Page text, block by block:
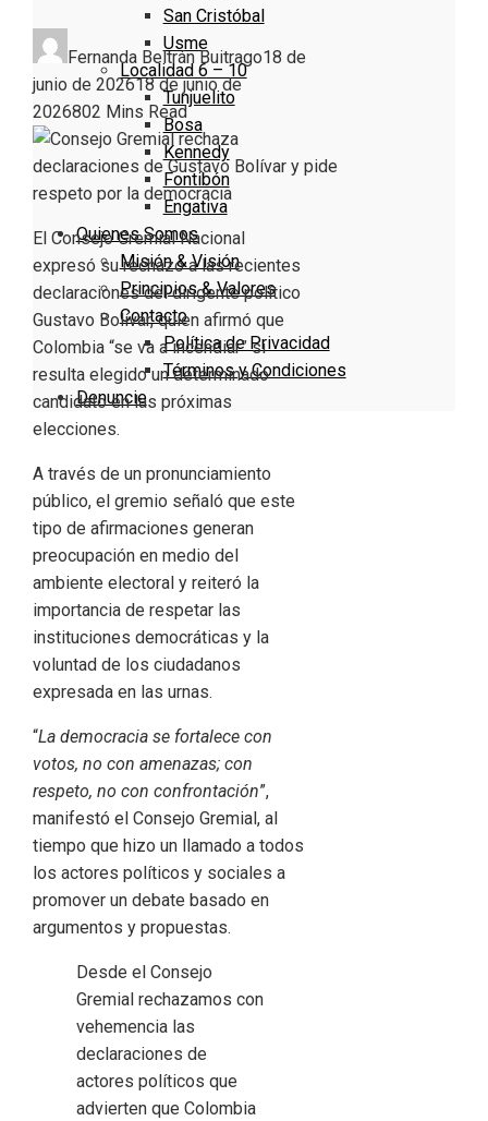
San Cristóbal
Usme
Localidad 6 – 10
Tunjuelito
Bosa
Kennedy
Fontibón
Engativa
Quienes Somos
Misión & Visión
Principios & Valores
Contacto
Política de Privacidad
Términos y Condiciones
Denuncie
Fernanda Beltrán Buitrago18 de
junio de 202618 de junio de
2026802 Mins Read
El Consejo Gremial Nacional
expresó su rechazo a las recientes
declaraciones del dirigente político
Gustavo Bolívar, quien afirmó que
Colombia “se va a incendiar” si
resulta elegido un determinado
candidato en las próximas
elecciones.
A través de un pronunciamiento
público, el gremio señaló que este
tipo de afirmaciones generan
preocupación en medio del
ambiente electoral y reiteró la
importancia de respetar las
instituciones democráticas y la
voluntad de los ciudadanos
expresada en las urnas.
“La democracia se fortalece con
votos, no con amenazas; con
respeto, no con confrontación”,
manifestó el Consejo Gremial, al
tiempo que hizo un llamado a todos
los actores políticos y sociales a
promover un debate basado en
argumentos y propuestas.
Desde el Consejo
Gremial rechazamos con
vehemencia las
declaraciones de
actores políticos que
advierten que Colombia